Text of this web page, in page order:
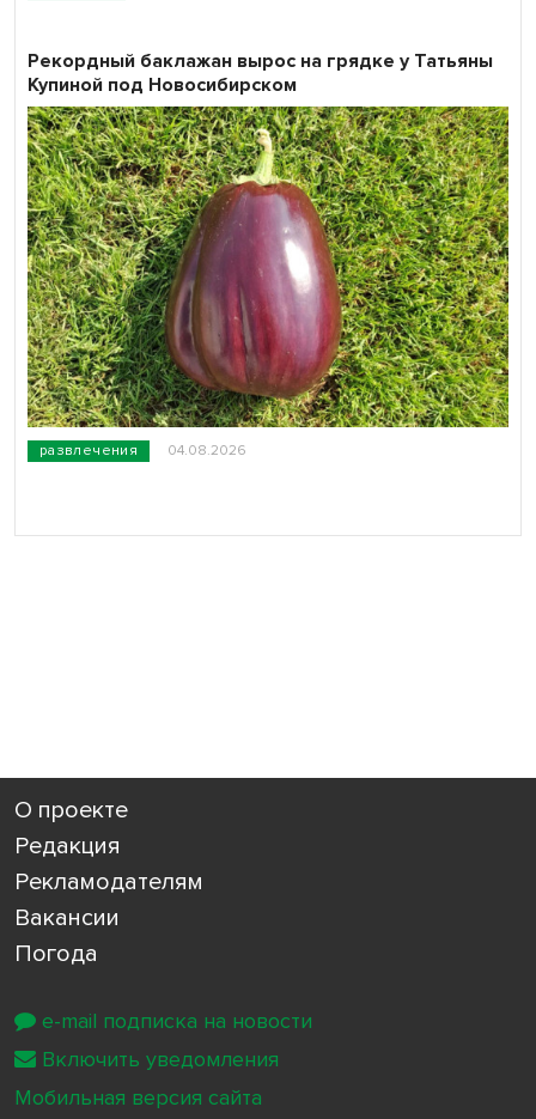
развлечения 04.08.2026
Рекордный баклажан вырос на грядке у Татьяны
Купиной под Новосибирском
О проекте
Редакция
Рекламодателям
Вакансии
Погода
e-mail подписка на новости
Включить уведомления
Мобильная версия сайта